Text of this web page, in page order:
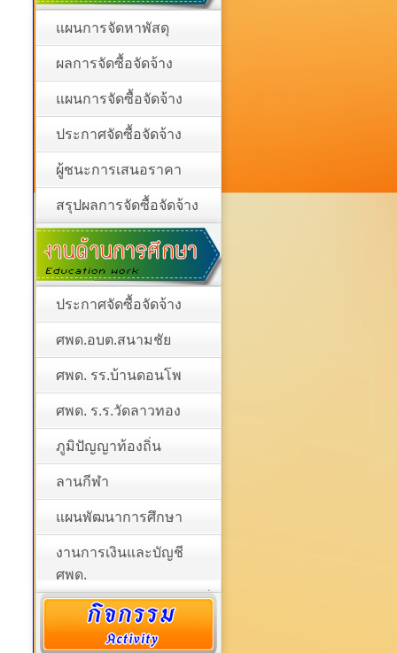
แผนการจัดหาพัสดุ
ผลการจัดซื้อจัดจ้าง
แผนการจัดซื้อจัดจ้าง
ประกาศจัดซื้อจัดจ้าง
ผู้ชนะการเสนอราคา
สรุปผลการจัดซื้อจัดจ้าง
ประกาศจัดซื้อจัดจ้าง
ศพด.อบต.สนามชัย
ศพด. รร.บ้านดอนโพ
ศพด. ร.ร.วัดลาวทอง
ภูมิปัญญาท้องถิ่น
ลานกีฬา
แผนพัฒนาการศึกษา
งานการเงินและบัญชี
ศพด.